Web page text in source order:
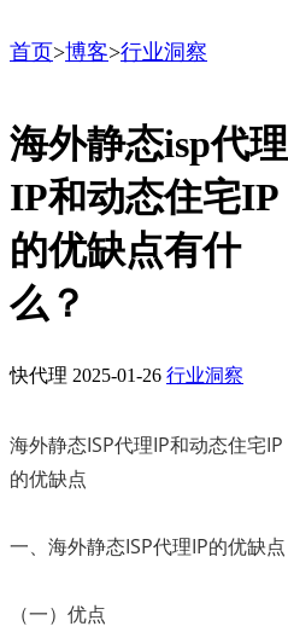
首页>博客>行业洞察
海外静态isp代理
IP和动态住宅IP
的优缺点有什
么？
快代理 2025-01-26 行业洞察
海外静态ISP代理IP和动态住宅IP
的优缺点
一、海外静态ISP代理IP的优缺点
（一）优点